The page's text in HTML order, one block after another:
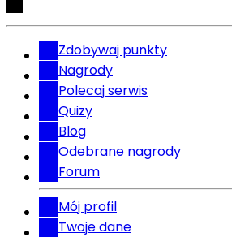
Zdobywaj punkty
Nagrody
Polecaj serwis
Quizy
Blog
Odebrane nagrody
Forum
Mój profil
Twoje dane